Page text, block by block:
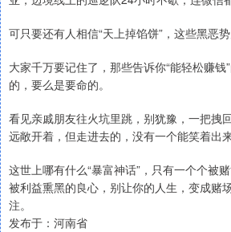
可只要还有人相信“天上掉馅饼”，这些黑恶势
大家千万要记住了，那些告诉你“能轻松赚钱
的，要么是要命的。
看见亲戚朋友往火坑里跳，别犹豫，一把拽
远敞开着，但走进去的，没有一个能笑着出来
这世上哪有什么“暴富神话”，只有一个个被
被利益熏黑的良心，别让你的人生，变成赌
注。
发布于：河南省